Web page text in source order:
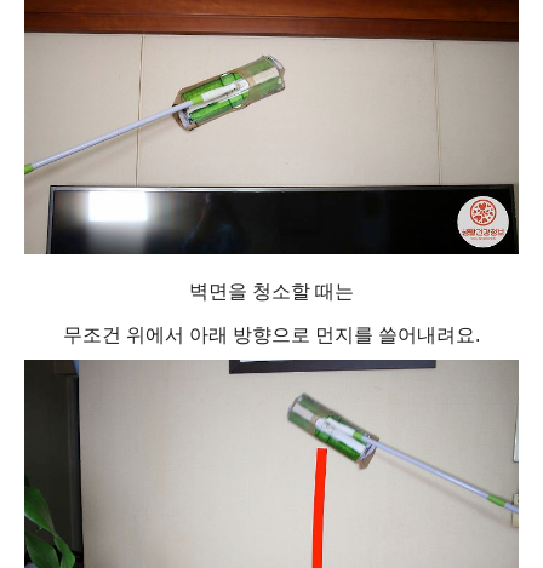
벽면을 청소할 때는
무조건 위에서 아래 방향으로 먼지를 쓸어내려요.